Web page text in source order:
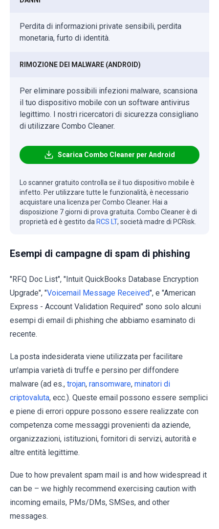
Perdita di informazioni private sensibili, perdita
monetaria, furto di identità.
RIMOZIONE DEI MALWARE (ANDROID)
Per eliminare possibili infezioni malware, scansiona
il tuo dispositivo mobile con un software antivirus
legittimo. I nostri ricercatori di sicurezza consigliano
di utilizzare Combo Cleaner.
Scarica Combo Cleaner per Android
Lo scanner gratuito controlla se il tuo dispositivo mobile è
infetto. Per utilizzare tutte le funzionalità, è necessario
acquistare una licenza per Combo Cleaner. Hai a
disposizione 7 giorni di prova gratuita. Combo Cleaner è di
proprietà ed è gestito da RCS LT, società madre di PCRisk.
Esempi di campagne di spam di phishing
"RFQ Doc List", "Intuit QuickBooks Database Encryption
Upgrade", "Voicemail Message Received", e "American
Express - Account Validation Required" sono solo alcuni
esempi di email di phishing che abbiamo esaminato di
recente.
La posta indesiderata viene utilizzata per facilitare
un'ampia varietà di truffe e persino per diffondere
malware (ad es., trojan, ransomware, minatori di
criptovaluta, ecc.). Queste email possono essere semplici
e piene di errori oppure possono essere realizzate con
competenza come messaggi provenienti da aziende,
organizzazioni, istituzioni, fornitori di servizi, autorità e
altre entità legittime.
Due to how prevalent spam mail is and how widespread it
can be – we highly recommend exercising caution with
incoming emails, PMs/DMs, SMSes, and other
messages.